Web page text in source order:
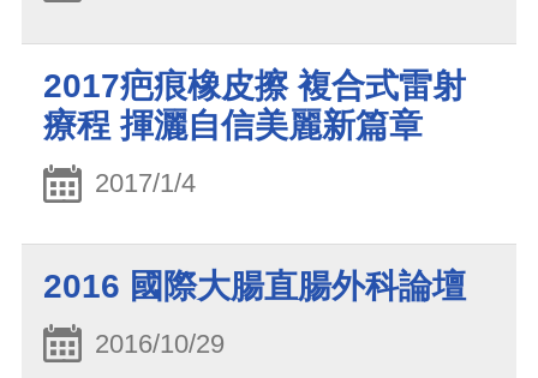
2017疤痕橡皮擦 複合式雷射
療程 揮灑自信美麗新篇章
2017/1/4
2016 國際大腸直腸外科論壇
2016/10/29